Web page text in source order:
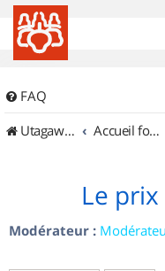
FAQ
UtagawaVTT (Randos VTT et VTTAE avec traces GPS)
Accueil forum
Le
Modérateur :